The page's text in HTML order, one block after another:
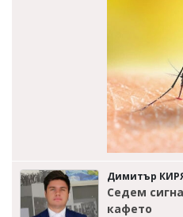
Димитър
Седем
кафето